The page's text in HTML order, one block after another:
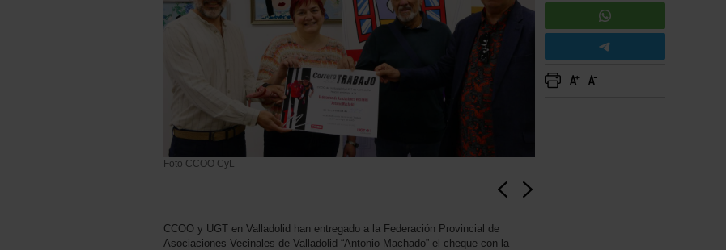
Foto CCOO CyL
CCOO y UGT en Valladolid han entregado a la Federación Provincial de
Asociaciones Vecinales de Valladolid “Antonio Machado” el cheque con la